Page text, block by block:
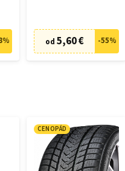
% od 5,60 € -55%
CENOPÁD